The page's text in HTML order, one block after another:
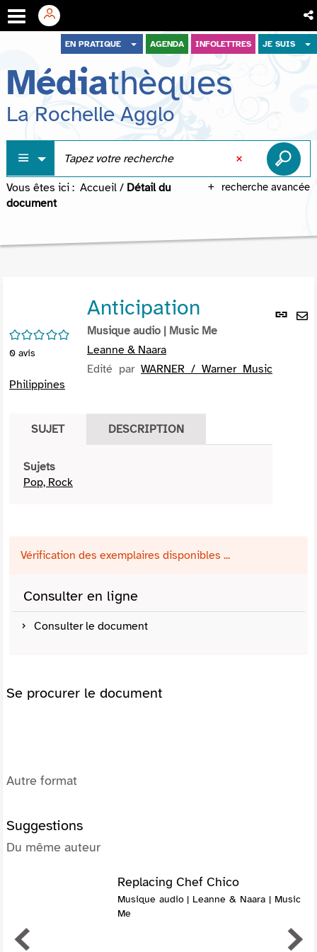
menu
contenu
recherche
EN PRATIQUE AGENDA INFOLETTRES JE SUIS
Médiathèques
La Rochelle Agglo
recherche avancée
Vous êtes ici : Accueil / Détail du
document
Lien
/5
0 avis
Anticipation
Musique audio | Music Me
Leanne & Naara
Edité par WARNER / Warner Music
Philippines
SUJET DESCRIPTION
Sujets
Pop, Rock
Vérification des exemplaires disponibles ...
Consulter en ligne
Consulter le document
Se procurer le document
Autre format
Suggestions
Du même auteur
Replacing Chef Chico
Musique audio | Leanne & Naara | Music
Me